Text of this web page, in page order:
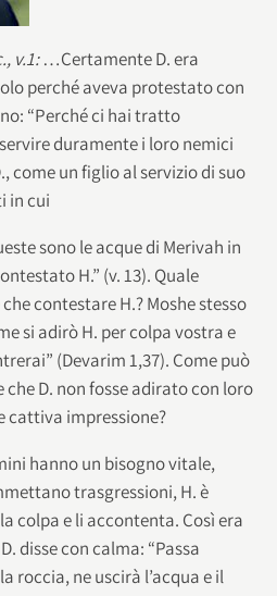
v.1:…Certamente D. era
perché aveva protestato con
“Perché ci hai tratto
duramente i loro nemici
come un figlio al servizio di suo
in cui
sono le acque di Merivah in
H.” (v. 13). Quale
contestare H.? Moshe stesso
si adirò H. per colpa vostra e
(Devarim 1,37). Come può
D. non fosse adirato con loro
cattiva impressione?
hanno un bisogno vitale,
trasgressioni, H. è
colpa e li accontenta. Così era
disse con calma: “Passa
ne uscirà l’acqua e il